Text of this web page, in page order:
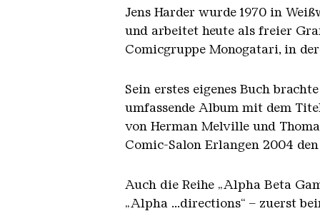
Jens Harder wurde 1970 in
und arbeitet heute als freier
Comicgruppe Monogatari, in
Sein erstes eigenes Buch
umfassende Album mit dem
von Herman Melville und
Comic-Salon Erlangen 2004
Auch die Reihe „Alpha Beta
„Alpha ...directions“ – zuerst